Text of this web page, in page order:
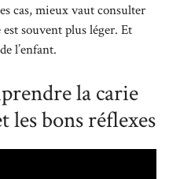
cas, mieux vaut consulter
souvent plus léger. Et
l’enfant.
la carie
les bons réflexes